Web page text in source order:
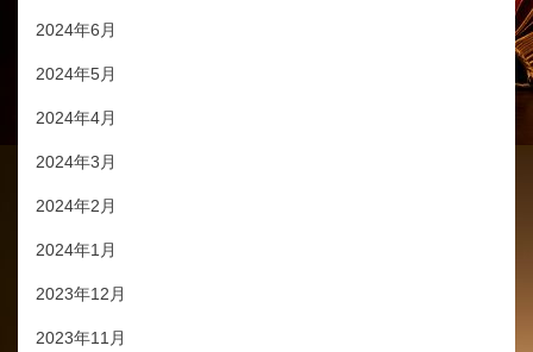
2024年6月
2024年5月
2024年4月
2024年3月
2024年2月
2024年1月
2023年12月
2023年11月